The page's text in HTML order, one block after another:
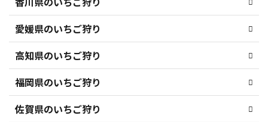
愛媛県のいちご狩り
高知県のいちご狩り
福岡県のいちご狩り
佐賀県のいちご狩り